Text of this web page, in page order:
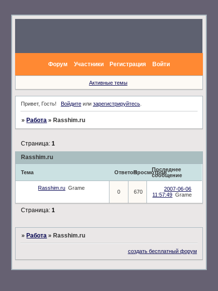
Форум Участники Регистрация Войти
Активные темы
Привет, Гость! Войдитеили зарегистрируйтесь.
» Работа » Rasshim.ru
Rasshim.ru
Страница:1
Тема ОтветовПросмотровПоследнее
сообщение
Rasshim.ru Grame
0 670
2007-06-06
11:57:49 Grame
Страница:1
» Работа » Rasshim.ru
создать бесплатный форум